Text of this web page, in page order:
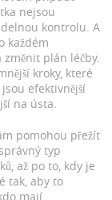
nejsou
kontrolu. A
každém
plán léčby.
kroky, které
efektivnější
na ústa.
pomohou přežít
typ
až po to, kdy je
tak, aby to
mají